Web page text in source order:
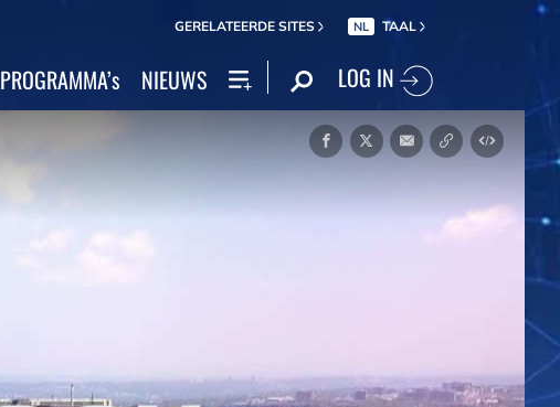
GERELATEERDE SITES NL TAAL
PROGRAMMA’s NIEUWS LOG IN